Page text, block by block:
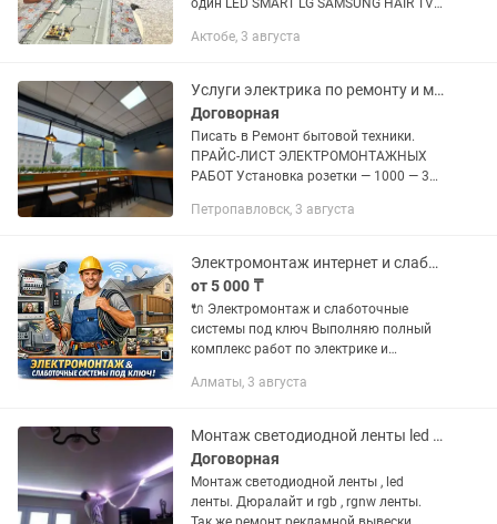
один LED SMART LG SAMSUNG HAIR TV
качественно и недорого звоните будем
Актобе, 3 августа
Услуги электрика по ремонту и монтажу квартир и частных домов вызов на дом.
Договорная
Писать в Ремонт бытовой техники.
ПРАЙС-ЛИСТ ЭЛЕКТРОМОНТАЖНЫХ
РАБОТ Установка розетки — 1000 — 3
700 — 3 000 тг Замена старой розетки
Петропавловск, 3 августа
Электромонтаж интернет и слаботочные системы под ключ
от 5 000 ₸
🔌 Электромонтаж и слаботочные
системы под ключ Выполняю полный
комплекс работ по электрике и
домах, офисах и коммерческих
Алматы, 3 августа
Монтаж светодиодной ленты led ленты rgb rgbw.
Договорная
Монтаж светодиодной ленты , led
ленты. Дюралайт и rgb , rgnw ленты.